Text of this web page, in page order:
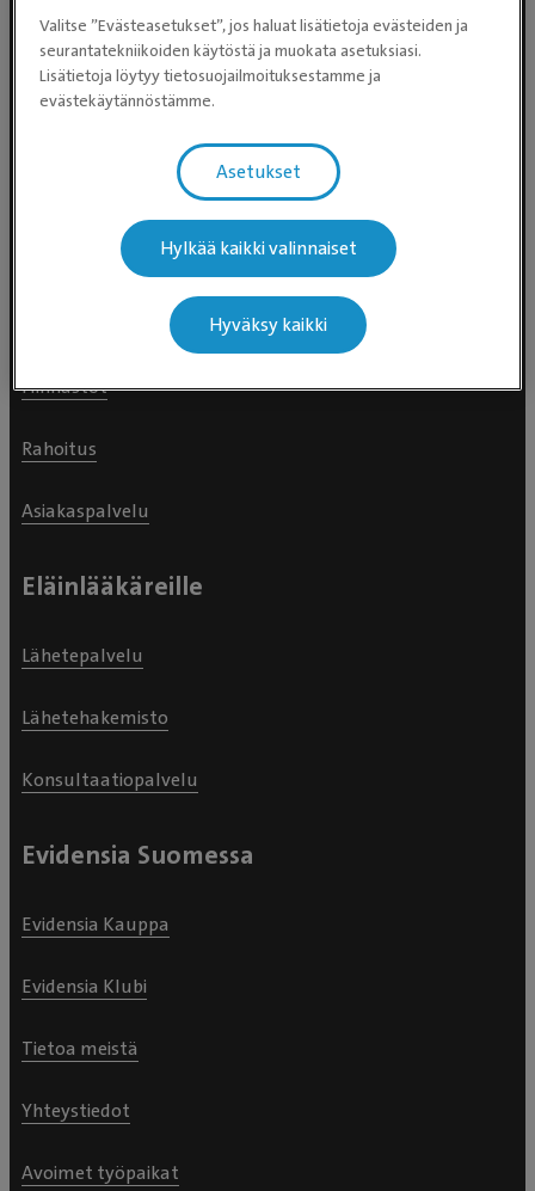
Eläinlääkäriasemat
Päivystävät eläinsairaalat (24h)
Hinnastot
Rahoitus
Asiakaspalvelu
Eläinlääkäreille
Lähetepalvelu
Lähetehakemisto
Konsultaatiopalvelu
Evidensia Suomessa
Evidensia Kauppa
Evidensia Klubi
Tietoa meistä
Yhteystiedot
Avoimet työpaikat
Valitse ”Evästeasetukset”, jos haluat lisätietoja evästeiden ja
seurantatekniikoiden käytöstä ja muokata asetuksiasi.
Lisätietoja löytyy tietosuojailmoituksestamme ja
evästekäytännöstämme.
Asetukset
Hylkää kaikki valinnaiset
Hyväksy kaikki